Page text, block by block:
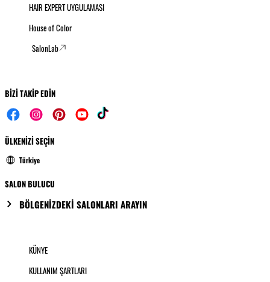
HAIR EXPERT UYGULAMASI
House of Color
SalonLab
BİZİ TAKİP EDİN
ÜLKENİZİ SEÇİN
Türkiye
SALON BULUCU
BÖLGENİZDEKİ SALONLARI ARAYIN
KÜNYE
KULLANIM ŞARTLARI